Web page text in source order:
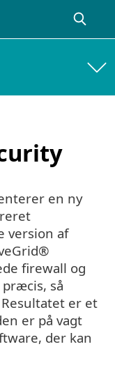
en ny
version af
firewall og
så
er et
er på vagt
der kan